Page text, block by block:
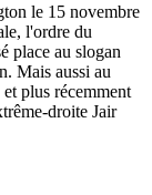
le 15 novembre
l'ordre du
place au slogan
Mais aussi au
plus récemment
droite Jair